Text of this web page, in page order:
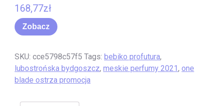
168,77zł
Zobacz
SKU: cce5798c57f5 Tags: bebiko profutura,
lubostrońska bydgoszcz, meskie perfumy 2021, one
blade ostrza promocja